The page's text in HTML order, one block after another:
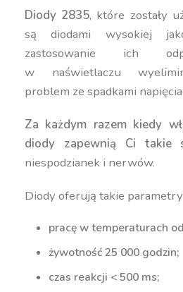
Diody 2835, które zostały
są diodami wysokiej
zastosowanie ich
w naświetlaczu
problem ze spadkami
Za każdym razem kiedy
diody zapewnią Ci takie
niespodzianek i nerwów.
Diody oferują takie
pracę w temperaturach
żywotność 25 000 godzin;
czas reakcji < 500 ms;